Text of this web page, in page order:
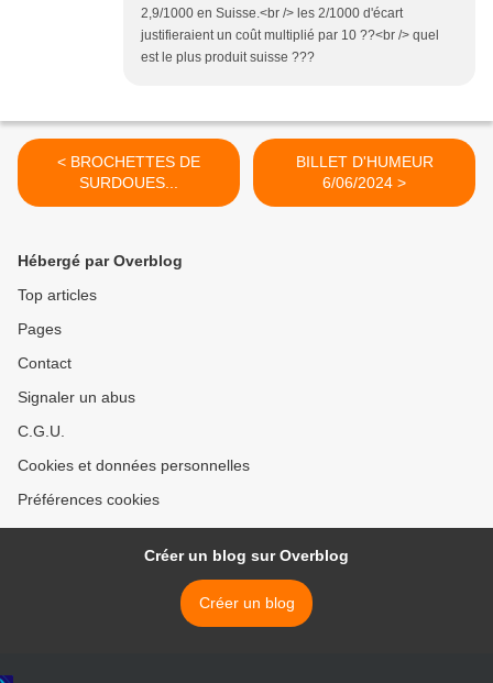
2,9/1000 en Suisse.<br /> les 2/1000 d'écart
justifieraient un coût multiplié par 10 ??<br /> quel
est le plus produit suisse ???
< BROCHETTES DE
SURDOUES...
BILLET D'HUMEUR
6/06/2024 >
Hébergé par Overblog
Top articles
Pages
Contact
Signaler un abus
C.G.U.
Cookies et données personnelles
Préférences cookies
Créer un blog sur Overblog
Créer un blog